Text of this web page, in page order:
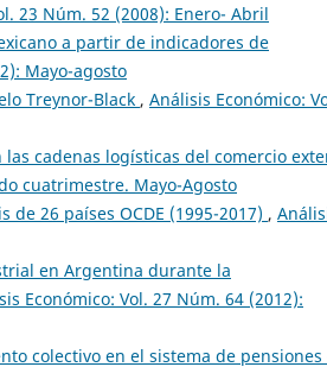
23 Núm. 52 (2008): Enero- Abril
a partir de indicadores de
Mayo-agosto
Treynor-Black , Análisis Económico:
cadenas logísticas del comercio
cuatrimestre. Mayo-Agosto
26 países OCDE (1995-2017) ,
en Argentina durante la
Económico: Vol. 27 Núm. 64 (2012):
colectivo en el sistema de pensiones